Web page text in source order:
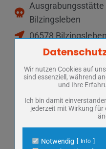
Ausgrabungsstätte
Bilzingsleben
06578 Bilzingsleben
036375 50249
www.steinrinne-
Öffnungszeiten
Dienstag – Sonntag:
Zum Betrieb der Seite
Name
PHP
Anbieter
Schutz
Cookie Name
Name
Wir nutzen Cookies auf
sind essenziell, während
und Ihre
Ich bin damit
jederzeit mit Wirkung
Notwendig Info